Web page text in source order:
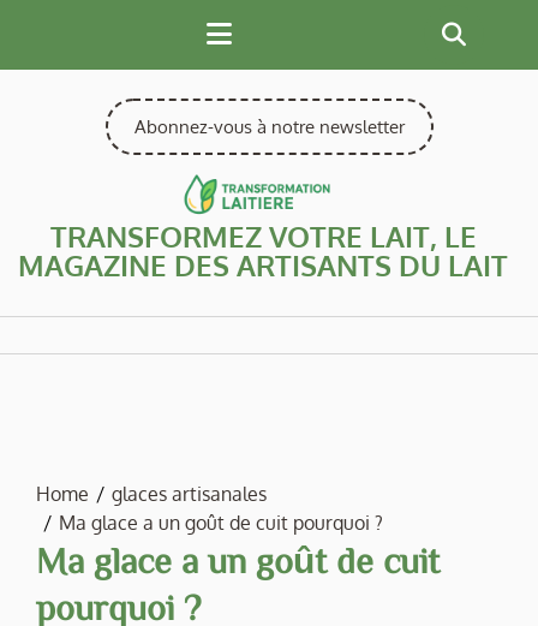
content
Abonnez-vous à notre newsletter
TRANSFORMEZ VOTRE LAIT, LE
MAGAZINE DES ARTISANTS DU LAIT
Home
glaces artisanales
Ma glace a un goût de cuit pourquoi ?
Ma glace a un goût de cuit
pourquoi ?